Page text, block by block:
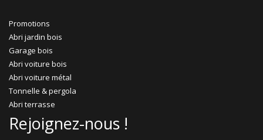
Promotions
Abri jardin bois
Garage bois
Abri voiture bois
Abri voiture métal
Tonnelle & pergola
Abri terrasse
Rejoignez-nous !